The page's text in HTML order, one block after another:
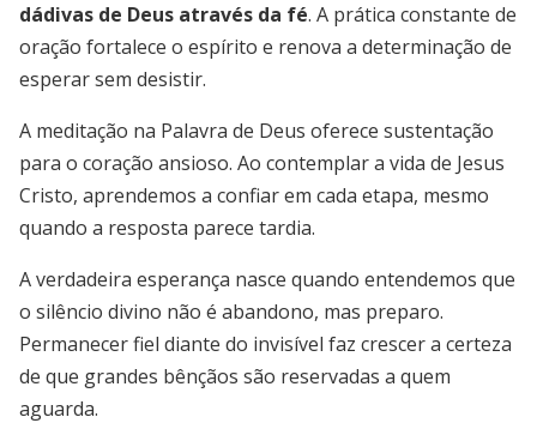
dádivas de Deus através da fé. A prática constante de
oração fortalece o espírito e renova a determinação de
esperar sem desistir.
A meditação na Palavra de Deus oferece sustentação
para o coração ansioso. Ao contemplar a vida de Jesus
Cristo, aprendemos a confiar em cada etapa, mesmo
quando a resposta parece tardia.
A verdadeira esperança nasce quando entendemos que
o silêncio divino não é abandono, mas preparo.
Permanecer fiel diante do invisível faz crescer a certeza
de que grandes bênçãos são reservadas a quem
aguarda.